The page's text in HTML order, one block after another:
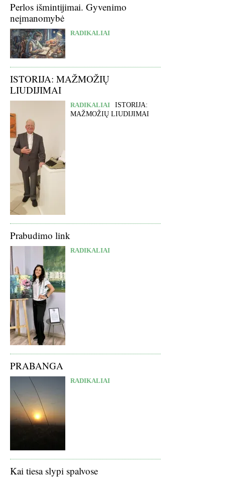
Perlos išmintijimai. Gyvenimo
neįmanomybė
RADIKALIAI
ISTORIJA: MAŽMOŽIŲ
LIUDIJIMAI
RADIKALIAI
ISTORIJA:
MAŽMOŽIŲ LIUDIJIMAI
Prabudimo link
RADIKALIAI
PRABANGA
RADIKALIAI
Kai tiesa slypi spalvose